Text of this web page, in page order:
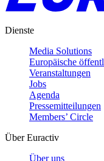
Dienste
Media Solutions
Europäische
Veranstaltungen
Jobs
Agenda
Pressemitteilungen
Members’ Circle
Über Euractiv
Über uns